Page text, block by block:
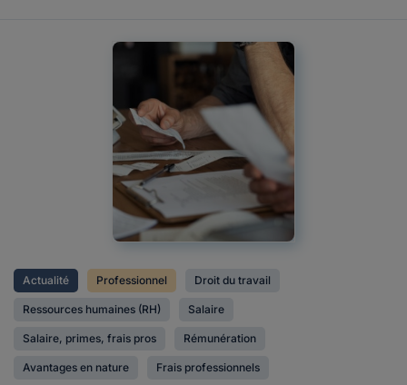
Actualité Professionnel Droit du travail
Ressources humaines (RH) Salaire
Salaire, primes, frais pros Rémunération
Avantages en nature Frais professionnels